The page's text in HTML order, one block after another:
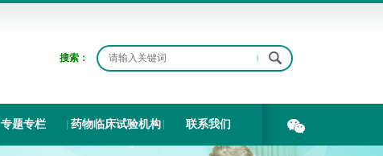
搜索：
专题专栏 药物临床试验机构 联系我们